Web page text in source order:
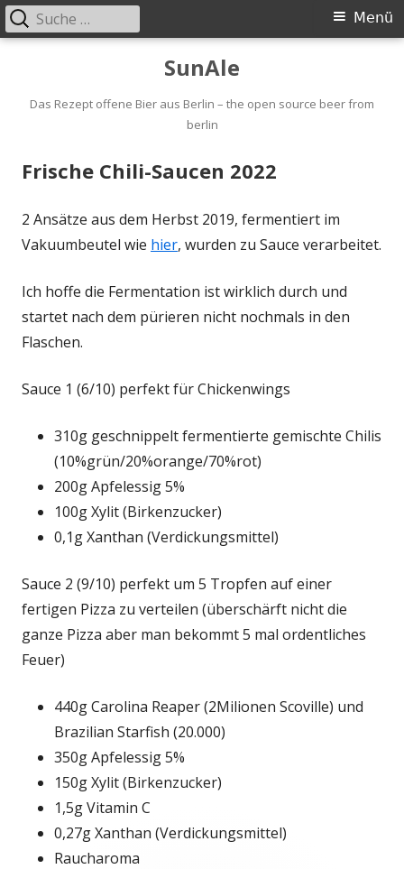
Inhalt
SunAle
Das Rezept offene Bier aus Berlin – the open source beer from
berlin
Primäres
Menü
Suche
nach:
Frische Chili-Saucen 2022
2 Ansätze aus dem Herbst 2019, fermentiert im
Vakuumbeutel wie hier, wurden zu Sauce verarbeitet.
Ich hoffe die Fermentation ist wirklich durch und
startet nach dem pürieren nicht nochmals in den
Flaschen.
Sauce 1 (6/10) perfekt für Chickenwings
310g geschnippelt fermentierte gemischte Chilis
(10%grün/20%orange/70%rot)
200g Apfelessig 5%
100g Xylit (Birkenzucker)
0,1g Xanthan (Verdickungsmittel)
Sauce 2 (9/10) perfekt um 5 Tropfen auf einer
fertigen Pizza zu verteilen (überschärft nicht die
ganze Pizza aber man bekommt 5 mal ordentliches
Feuer)
440g Carolina Reaper (2Milionen Scoville) und
Brazilian Starfish (20.000)
350g Apfelessig 5%
150g Xylit (Birkenzucker)
1,5g Vitamin C
0,27g Xanthan (Verdickungsmittel)
Raucharoma